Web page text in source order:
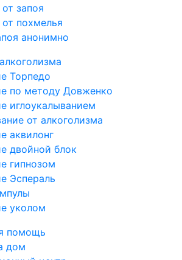
запоя
похмелья
анонимно
Торпедо
по методу Довженко
иглоукалыванием
от алкоголизма
аквилонг
двойной блок
гипнозом
Эспераль
уколом
помощь
дом